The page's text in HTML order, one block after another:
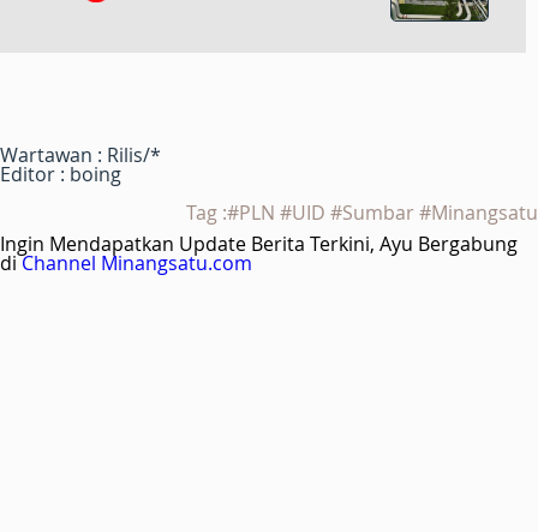
Wartawan : Rilis/*
Editor : boing
Tag :#PLN #UID #Sumbar #Minangsatu
Ingin Mendapatkan Update Berita Terkini, Ayu Bergabung
diChannel Minangsatu.com